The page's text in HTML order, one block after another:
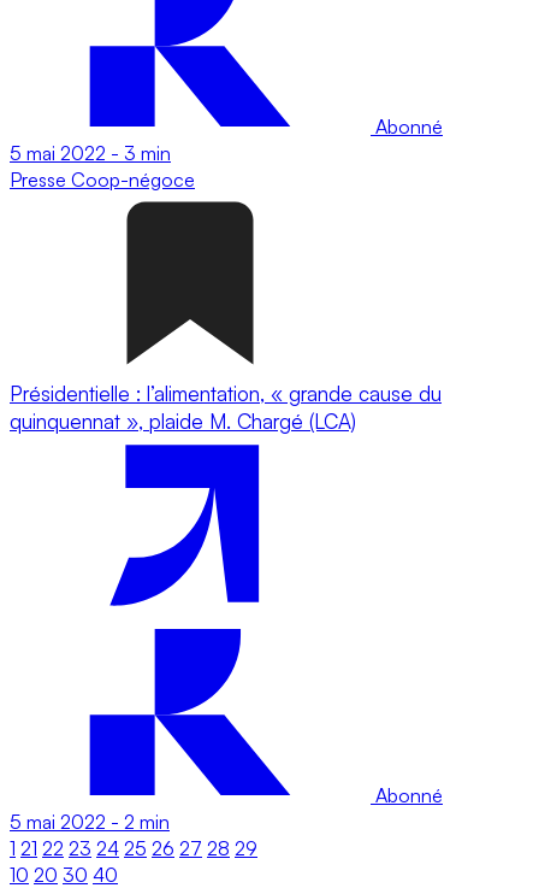
Abonné
5 mai 2022 - 3 min
Presse Coop-négoce
Présidentielle : l’alimentation, « grande cause du
quinquennat », plaide M. Chargé (LCA)
Abonné
5 mai 2022 - 2 min
1 21 22 23 24 25 26 27 28 29
10 20 30 40